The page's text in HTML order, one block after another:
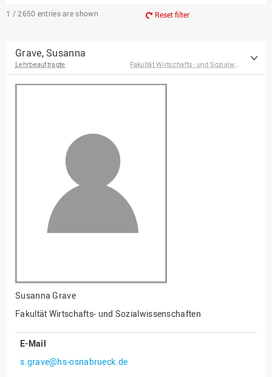
eLearning Competence
Fakultät
Agrarwissenschaften und
und Informatik
Fakultät Management,
Kultur und Technik
Fakultät Wirtschafts- und
Sozialwissenschaften
Finanzen
Gesellschaftliches
Hochschulleitung
Hochschulplanung/-
1 / 2650 entries are shown Reset filter
Grave, Susanna
Lehrbeauftragte
Susanna Grave
Fakultät Wirtschafts- und Sozialwissenschaften
E-Mail
s.grave@hs-osnabrueck.de